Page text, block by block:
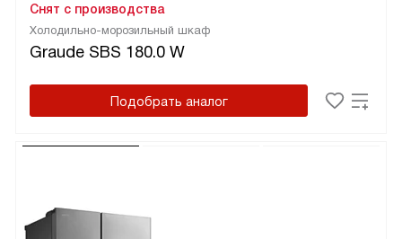
Холодильно-морозильный шкаф
Graude SBS 180.0 W
Снят с производства
Подобрать аналог